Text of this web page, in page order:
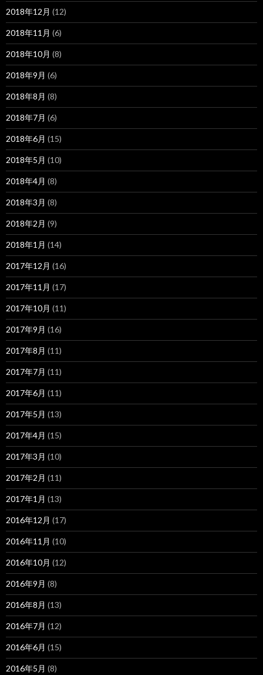
2018年12月 (12)
2018年11月 (6)
2018年10月 (8)
2018年9月 (6)
2018年8月 (8)
2018年7月 (6)
2018年6月 (15)
2018年5月 (10)
2018年4月 (8)
2018年3月 (8)
2018年2月 (9)
2018年1月 (14)
2017年12月 (16)
2017年11月 (17)
2017年10月 (11)
2017年9月 (16)
2017年8月 (11)
2017年7月 (11)
2017年6月 (11)
2017年5月 (13)
2017年4月 (15)
2017年3月 (10)
2017年2月 (11)
2017年1月 (13)
2016年12月 (17)
2016年11月 (10)
2016年10月 (12)
2016年9月 (8)
2016年8月 (13)
2016年7月 (12)
2016年6月 (15)
2016年5月 (8)